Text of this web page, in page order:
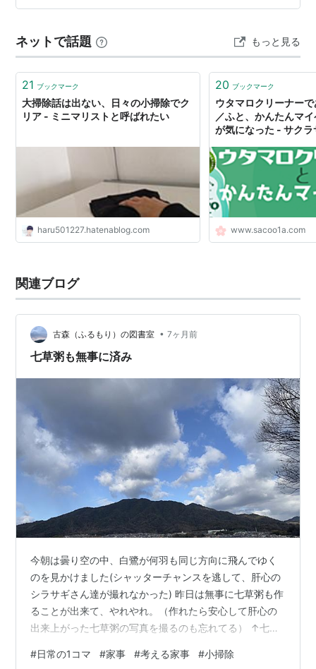
かけ（フィルターが埃で満杯になり２回捨てました）で
メだなーと痛感した日でした。 知人には新しいテレビを
頂けて感謝の限りです。 本日も最後までお読みいただき
ありがとうございました。 ランキング参…
ネットで話題 もっと見る
21 ブックマーク
大掃除話は出ない、日々の小掃除でク
リア - ミニマリストと呼ばれたい
haru501227.hatenablog.com
20 ブックマーク
ウタマロクリーナー
／ふと、かんたんマ
が気になった - サク
www.sacoo1a.com
関連ブログ
古森（ふるもり）の図書室 • 7ヶ月前
七草粥も無事に済み
今朝は曇り空の中、白鷺が何羽も同じ方向に飛んでゆく
のを見かけました(シャッターチャンスを逃して、肝心の
シラサギさん達が撮れなかった) 昨日は無事に七草粥も作
ることが出来て、やれやれ。（作れたら安心して肝心の
出来上がった七草粥の写真を撮るのも忘れてる） ↑七草
サン達にも出来たてを食べてもらいたく、６日の夕食と
#日常の1コマ #家事 #考える家事 #小掃除